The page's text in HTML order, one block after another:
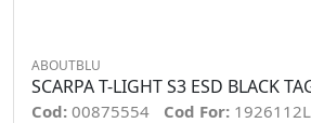
ABOUTBLU
SCARPA T-LIGHT S3 ESD BLACK
Cod: 00875554 Cod For: